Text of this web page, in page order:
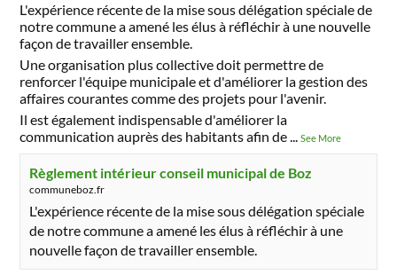
L'expérience récente de la mise sous délégation spéciale de
notre commune a amené les élus à réfléchir à une nouvelle
façon de travailler ensemble.
Une organisation plus collective doit permettre de
renforcer l'équipe municipale et d'améliorer la gestion des
affaires courantes comme des projets pour l'avenir.
Il est également indispensable d'améliorer la
communication auprès des habitants afin de...See More
Règlement intérieur conseil municipal de Boz
communeboz.fr
L'expérience récente de la mise sous délégation spéciale
de notre commune a amené les élus à réfléchir à une
nouvelle façon de travailler ensemble.